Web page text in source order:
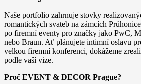
Naše portfolio zahrnuje stovky
romantických svateb na zámcích
po firemní eventy pro značky jako PwC,
nebo Braun. Ať plánujete intimní oslavu
velkou firemní konferenci, dokážeme
podle vaší vize.
Proč EVENT & DECOR Prague?